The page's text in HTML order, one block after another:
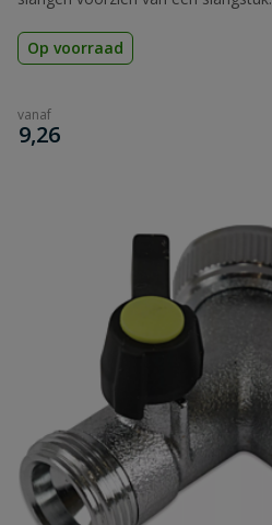
Op voorraad
vanaf
€
9,26